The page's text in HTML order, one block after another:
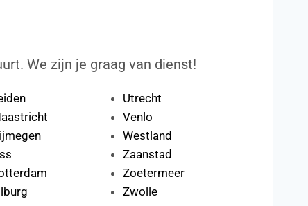
We zijn je graag van dienst!
Utrecht
Venlo
Westland
Zaanstad
Zoetermeer
Zwolle